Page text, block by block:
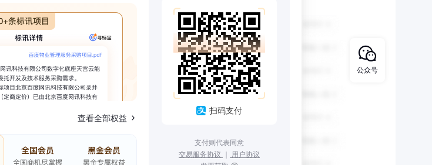
查看全部权益
扫码支付
支付则代表同意
交易服务协议 ｜ 用户协议
公众号